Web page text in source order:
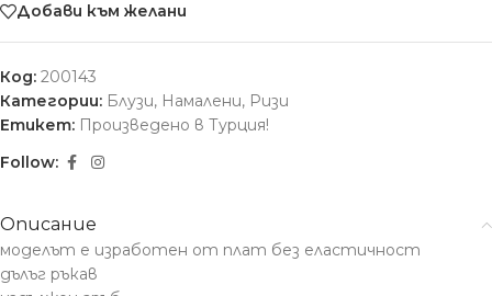
Добави към желани
Код: 200143
Категории: Блузи, Намалени, Ризи
Етикет: Произведено в Турция!
Follow:
Описание
моделът е изработен от плат без еластичност
дълъг ръкав